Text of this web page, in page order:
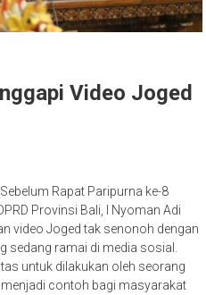
Video Joged
Rapat Paripurna ke-8
Provinsi Bali, I Nyoman Adi
video Joged tak senonoh dengan
sedang ramai di media sosial.
untuk dilakukan oleh seorang
contoh bagi masyarakat